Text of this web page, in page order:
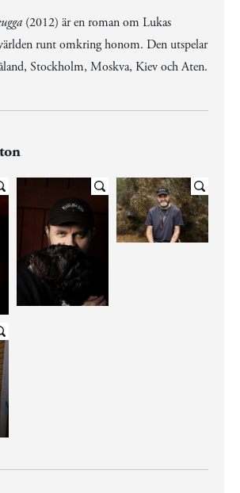
(2012) är en roman om Lukas
runt omkring honom. Den utspelar
Stockholm, Moskva, Kiev och Aten.